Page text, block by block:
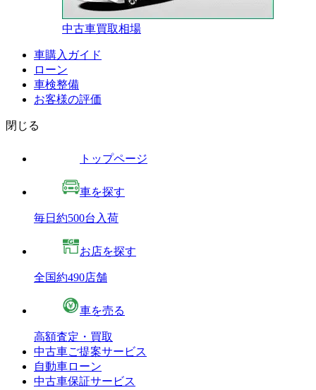
中古車買取相場
車購入ガイド
ローン
車検整備
お客様の評価
閉じる
トップページ
車を探す
毎日約500台入荷
お店を探す
全国約490店舗
車を売る
高額査定・買取
中古車ご提案サービス
自動車ローン
中古車保証サービス